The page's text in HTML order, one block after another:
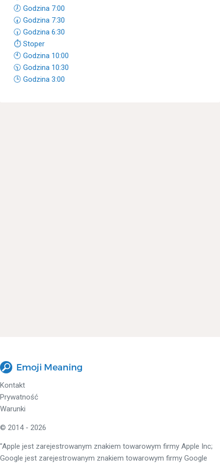
🕖 Godzina 7:00
🕢 Godzina 7:30
🕡 Godzina 6:30
⏱ Stoper
🕙 Godzina 10:00
🕥 Godzina 10:30
🕒 Godzina 3:00
Kontakt
Prywatność
Warunki
© 2014 - 2026
"Apple jest zarejestrowanym znakiem towarowym firmy Apple Inc;
Google jest zarejestrowanym znakiem towarowym firmy Google